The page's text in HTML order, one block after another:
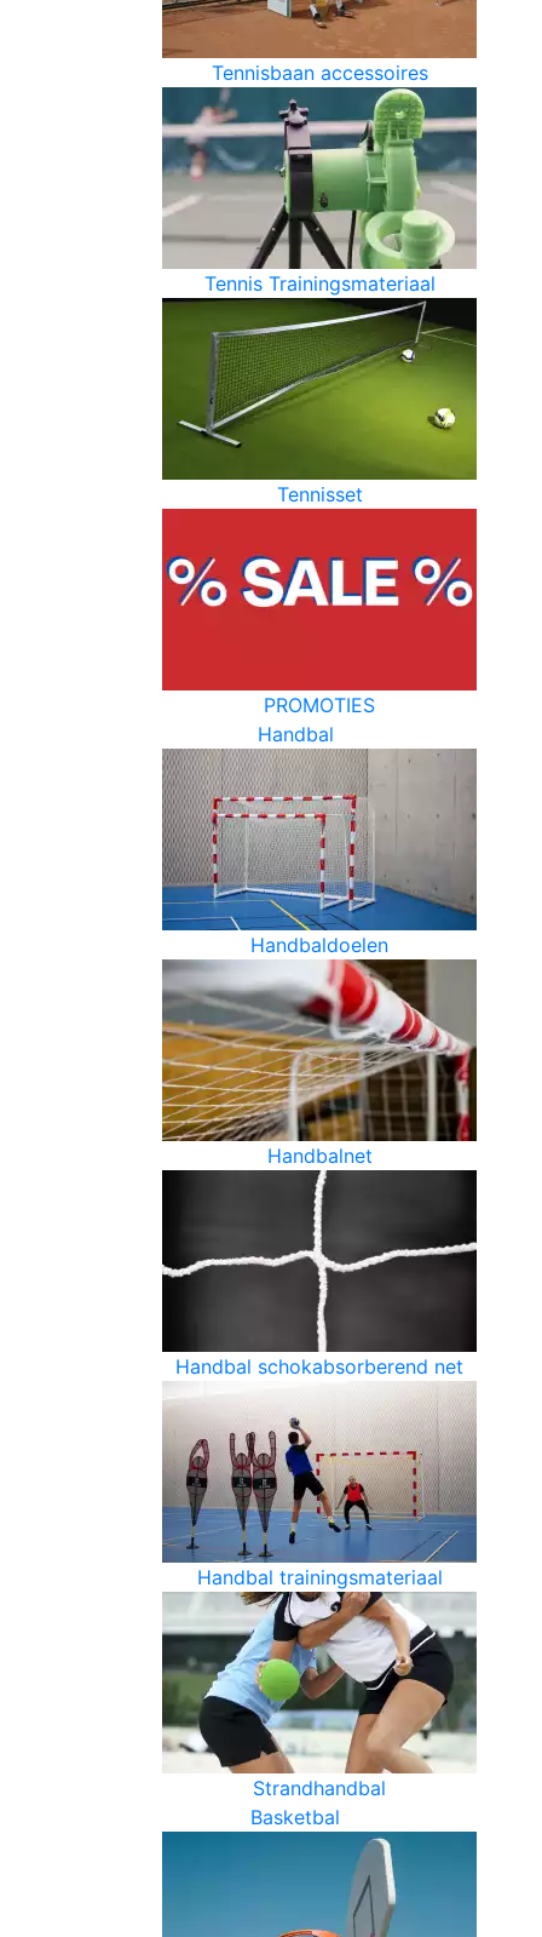
Tennisbaan accessoires
Tennis Trainingsmateriaal
Tennisset
PROMOTIES
Handbal
Handbaldoelen
Handbalnet
Handbal schokabsorberend net
Handbal trainingsmateriaal
Strandhandbal
Basketbal